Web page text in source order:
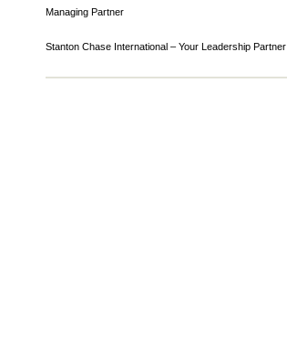
Managing Partner
Stanton Chase International – Your Leadership Partner